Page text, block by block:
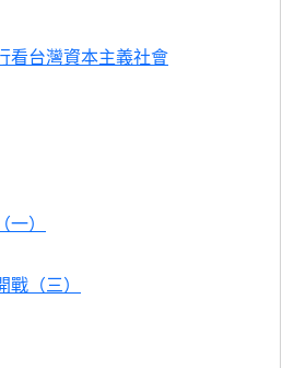
看台灣資本主義社會
）
（三）